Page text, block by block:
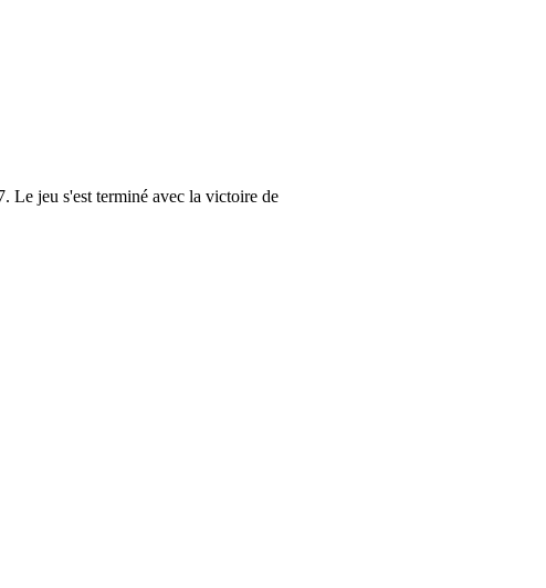
Le jeu s'est terminé avec la victoire de